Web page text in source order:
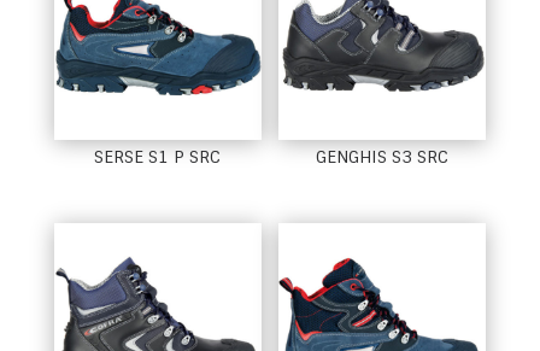
SERSE S1 P SRC GENGHIS S3 SRC